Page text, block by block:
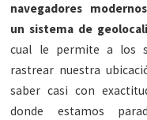
navegadores
un sistema de
cual le permite a los
rastrear nuestra
saber casi con
donde estamos